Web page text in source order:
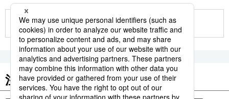
もっと見る
注目のキーワード